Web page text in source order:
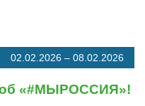
02.02.2026 – 08.02.2026
«#МЫРОССИЯ»!